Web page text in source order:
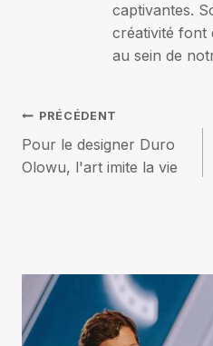
captivantes.
créativité font
au sein de
Navigation
de
PRÉCÉDENT
Pour le designer Duro
Olowu, l'art imite la vie